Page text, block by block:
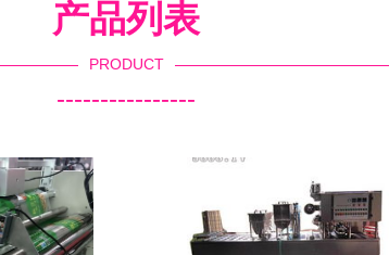
产品列表
PRODUCT
----------------